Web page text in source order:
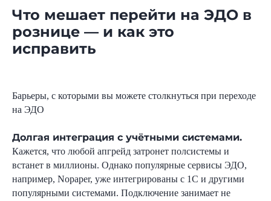
Что мешает перейти на ЭДО в
рознице — и как это
исправить
Барьеры, с которыми вы можете столкнуться при переходе
на ЭДО
Долгая интеграция с учётными системами.
Кажется, что любой апгрейд затронет полсистемы и
встанет в миллионы. Однако популярные сервисы ЭДО,
например, Nopaper, уже интегрированы с 1С и другими
популярными системами. Подключение занимает не